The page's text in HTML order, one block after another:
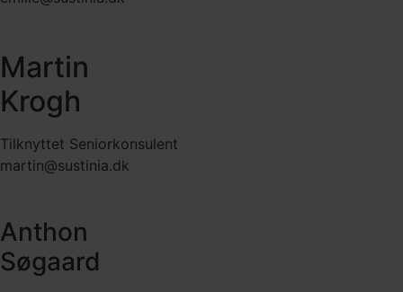
Martin
Krogh
Tilknyttet Seniorkonsulent
martin@sustinia.dk
Anthon
Søgaard